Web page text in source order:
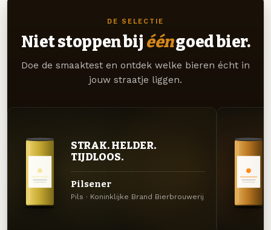
DE SELECTIE
Niet stoppen bij ééngoed bier.
Doe de smaaktest en ontdek welke bieren écht in
jouw straatje liggen.
STRAK. HELDER.
TIJDLOOS.
Pilsener
Pils · Koninklijke Brand Bierbrouwerij